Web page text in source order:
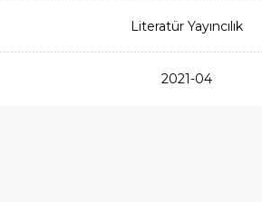
Literatür Yayıncılık
2021-04